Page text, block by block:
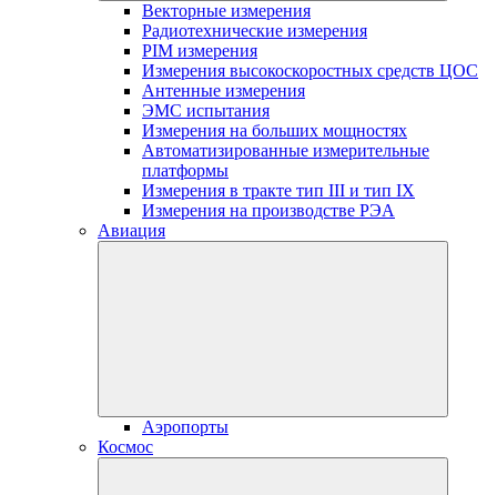
Векторные измерения
Радиотехнические измерения
PIM измерения
Измерения высокоскоростных средств ЦОС
Антенные измерения
ЭМС испытания
Измерения на больших мощностях
Автоматизированные измерительные
платформы
Измерения в тракте тип III и тип IX
Измерения на производстве РЭА
Авиация
Аэропорты
Космос